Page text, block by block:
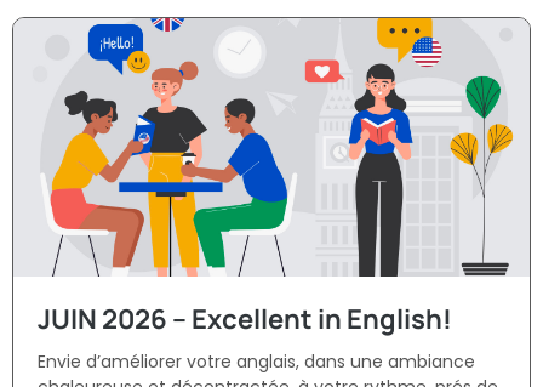
JUIN 2026 – Excellent in English!
Envie d’améliorer votre anglais, dans une ambiance